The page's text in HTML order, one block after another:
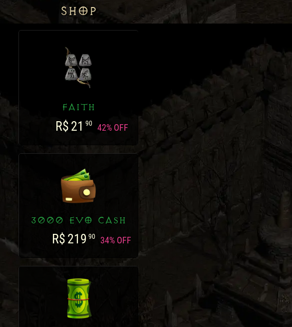
SHOP
FAITH
R$ 21 90 42% OFF
3000 EVO CASH
R$ 219 90 34% OFF